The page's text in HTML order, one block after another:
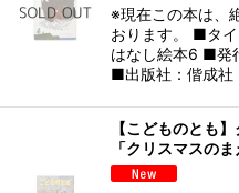
※現在この本は、
おります。 ■タ
はなし絵本6 ■発
■出版社：偕成
【こどものとも
「クリスマスの